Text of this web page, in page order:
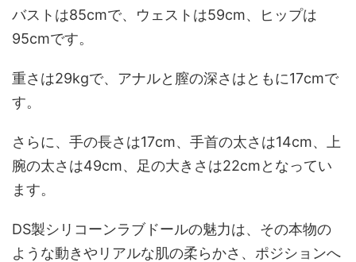
バストは85cmで、ウェストは59cm、ヒップは
95cmです。
重さは29kgで、アナルと膣の深さはともに17cmで
す。
さらに、手の長さは17cm、手首の太さは14cm、上
腕の太さは49cm、足の大きさは22cmとなってい
ます。
DS製シリコーンラブドールの魅力は、その本物の
ような動きやリアルな肌の柔らかさ、ポジションへ